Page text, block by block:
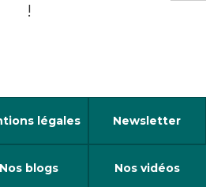
!
légales Newsletter
Nos blogs Nos vidéos